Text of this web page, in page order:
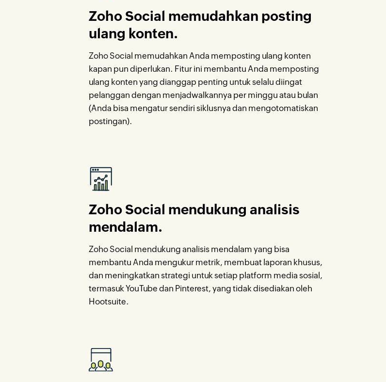
Zoho Social memudahkan posting
ulang konten.
Zoho Social memudahkan Anda memposting ulang konten
kapan pun diperlukan. Fitur ini membantu Anda memposting
ulang konten yang dianggap penting untuk selalu diingat
pelanggan dengan menjadwalkannya per minggu atau bulan
(Anda bisa mengatur sendiri siklusnya dan mengotomatiskan
postingan).
Zoho Social mendukung analisis
mendalam.
Zoho Social mendukung analisis mendalam yang bisa
membantu Anda mengukur metrik, membuat laporan khusus,
dan meningkatkan strategi untuk setiap platform media sosial,
termasuk YouTube dan Pinterest, yang tidak disediakan oleh
Hootsuite.